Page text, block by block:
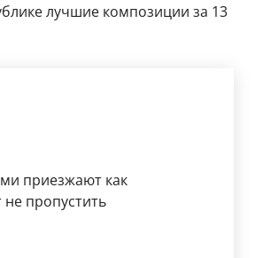
лучшие композиции за 13
приезжают как
пропустить